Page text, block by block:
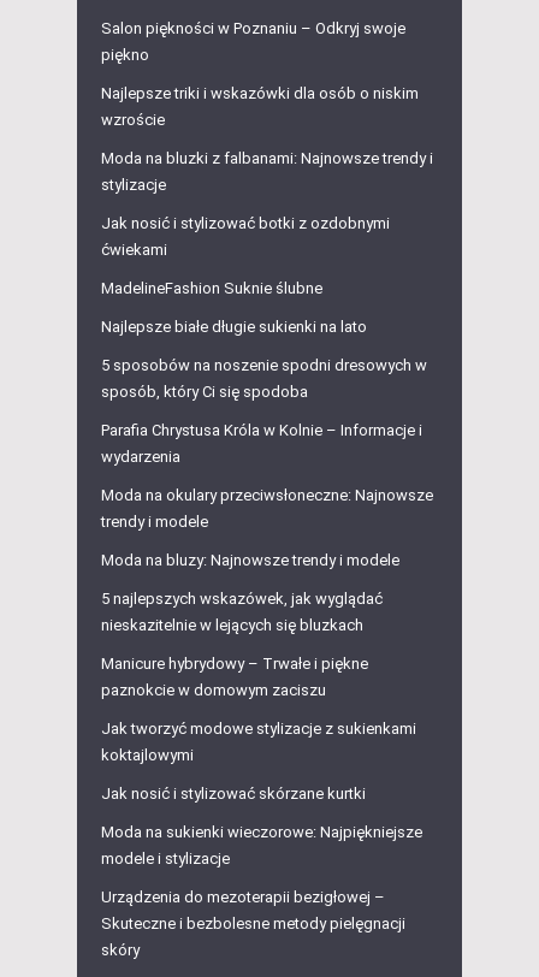
Salon piękności w Poznaniu – Odkryj swoje
piękno
Najlepsze triki i wskazówki dla osób o niskim
wzroście
Moda na bluzki z falbanami: Najnowsze trendy i
stylizacje
Jak nosić i stylizować botki z ozdobnymi
ćwiekami
MadelineFashion Suknie ślubne
Najlepsze białe długie sukienki na lato
5 sposobów na noszenie spodni dresowych w
sposób, który Ci się spodoba
Parafia Chrystusa Króla w Kolnie – Informacje i
wydarzenia
Moda na okulary przeciwsłoneczne: Najnowsze
trendy i modele
Moda na bluzy: Najnowsze trendy i modele
5 najlepszych wskazówek, jak wyglądać
nieskazitelnie w lejących się bluzkach
Manicure hybrydowy – Trwałe i piękne
paznokcie w domowym zaciszu
Jak tworzyć modowe stylizacje z sukienkami
koktajlowymi
Jak nosić i stylizować skórzane kurtki
Moda na sukienki wieczorowe: Najpiękniejsze
modele i stylizacje
Urządzenia do mezoterapii bezigłowej –
Skuteczne i bezbolesne metody pielęgnacji
skóry